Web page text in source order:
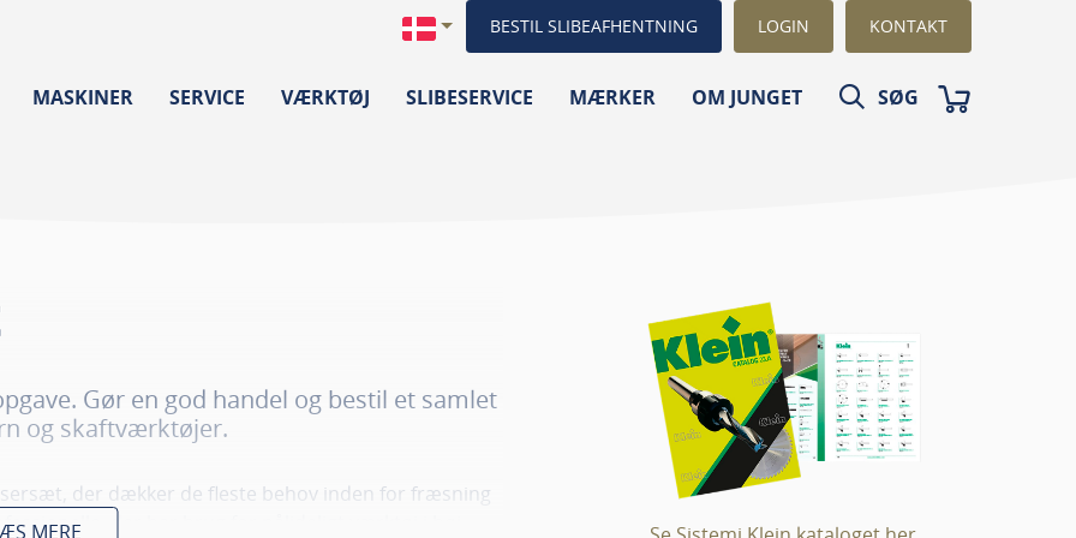
BESTIL SLIBEAFHENTNING LOGIN KONTAKT
MASKINER SERVICE VÆRKTØJ SLIBESERVICE MÆRKER OM JUNGET SØG
Gør en god handel og bestil et samlet
og skaftværktøjer.
der dækker de fleste behov inden for fræsning
der har brug for pålideligt værktøj i høj
MERE